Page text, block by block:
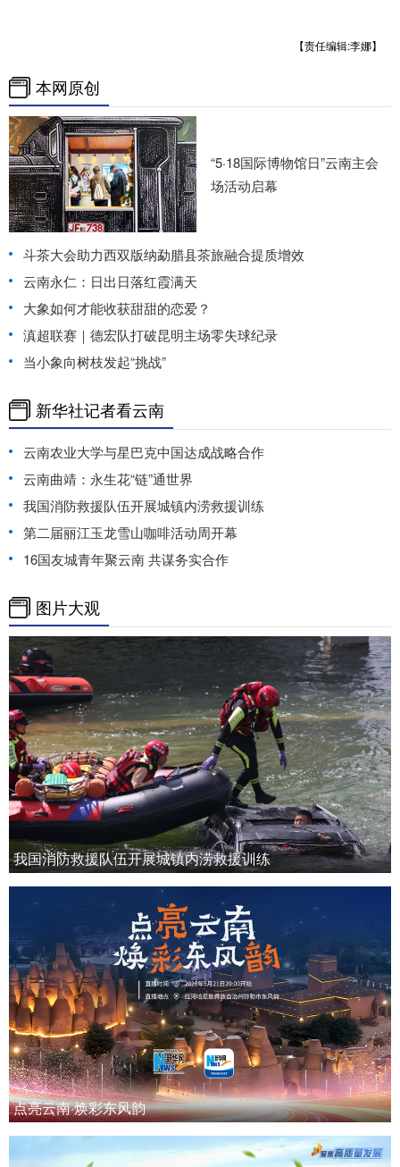
【责任编辑:李娜】
本网原创
“5·18国际博物馆日”云南主会
场活动启幕
斗茶大会助力西双版纳勐腊县茶旅融合提质增效
云南永仁：日出日落红霞满天
大象如何才能收获甜甜的恋爱？
滇超联赛｜德宏队打破昆明主场零失球纪录
当小象向树枝发起“挑战”
新华社记者看云南
云南农业大学与星巴克中国达成战略合作
云南曲靖：永生花“链”通世界
我国消防救援队伍开展城镇内涝救援训练
第二届丽江玉龙雪山咖啡活动周开幕
16国友城青年聚云南 共谋务实合作
图片大观
我国消防救援队伍开展城镇内涝救援训练
点亮云南·焕彩东风韵